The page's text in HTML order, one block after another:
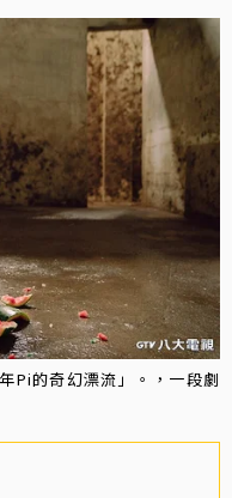
Pi的奇幻漂流」。，一段劇